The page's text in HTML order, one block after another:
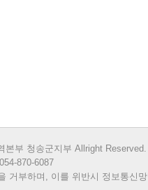
본부 청송군지부 Allright Reserved.
870-6087
거부하며, 이를 위반시 정보통신